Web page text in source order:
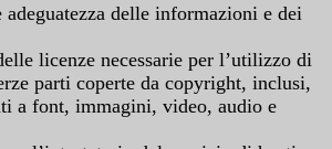
adeguatezza delle informazioni e dei
licenze necessarie per l’utilizzo di
parti coperte da copyright, inclusi,
a font, immagini, video, audio e